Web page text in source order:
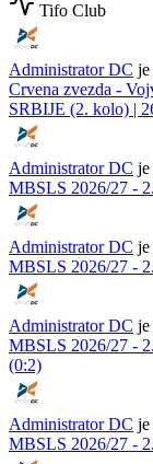
Tifo Club
Administrator DC je
Crvena zvezda -
SRBIJE (2. kolo) |
Administrator DC je
MBSLS 2026/27 -
Administrator DC je
MBSLS 2026/27 -
Administrator DC je
MBSLS 2026/27 -
(0:2)
Administrator DC je
MBSLS 2026/27 -